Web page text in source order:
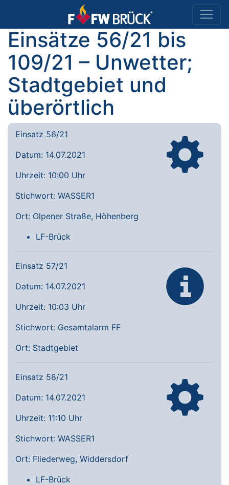
Einsätze 56/21 bis
109/21 – Unwetter;
Stadtgebiet und
überörtlich
Einsatz 56/21
Datum: 14.07.2021
Uhrzeit: 10:00 Uhr
Stichwort: WASSER1
Ort: Olpener Straße, Höhenberg
LF-Brück
Einsatz 57/21
Datum: 14.07.2021
Uhrzeit: 10:03 Uhr
Stichwort: Gesamtalarm FF
Ort: Stadtgebiet
Einsatz 58/21
Datum: 14.07.2021
Uhrzeit: 11:10 Uhr
Stichwort: WASSER1
Ort: Fliederweg, Widdersdorf
LF-Brück